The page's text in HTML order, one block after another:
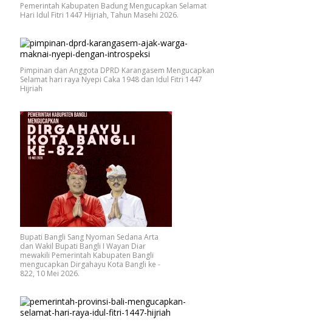
Pemerintah Kabupaten Badung Mengucapkan Selamat
Hari Idul Fitri 1447 Hijriah, Tahun Masehi 2026.
Pimpinan dan Anggota DPRD Karangasem Mengucapkan
Selamat hari raya Nyepi Caka 1948 dan Idul Fitri 1447
Hijriah
Bupati Bangli Sang Nyoman Sedana Arta
dan Wakil Bupati Bangli I Wayan Diar
mewakili Pemerintah Kabupaten Bangli
mengucapkan Dirgahayu Kota Bangli ke -
822, 10 Mei 2026.